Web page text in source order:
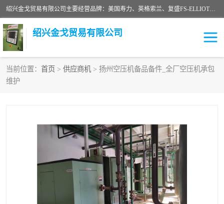
绍兴金戈贸易有限公司主要经营品牌：美国寿力、英格索兰、复盛FS-ELLIOTT，库伯COOPER、阿特拉斯等品牌空压机及配件销售；承接全厂空气压缩机管理、维护保养；节能改造；气体干燥机销售、维护、维修、保养。销售各种品牌空压机空气滤芯、油滤芯、油气分离器；精密过滤器滤芯；除油雾滤芯；抽真空滤芯，消音器，疏水器。劳务承接：全厂空压机维修保养工程，安装工程；移机或汰换工程；节能改造工程等。
绍兴金戈贸易有限公司
当前位置： 首页 > 供应商机 > 扬州空压机备品备件_全厂空压机承包
维护
二手空压机
中车鼓风机 闽台富源特种陶瓷
美国寿力空压机零部件 英格索兰离心机空滤芯
英格索兰COOPER离心机 库伯卡麦隆离心机零件